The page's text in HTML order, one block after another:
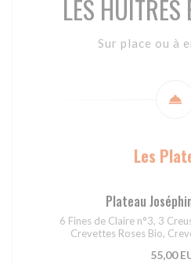
LES HUÎTRES
Sur place ou à
Les
Plateau
6 Fines de Claire n°3, 3
Crevettes Roses Bio,
55,00